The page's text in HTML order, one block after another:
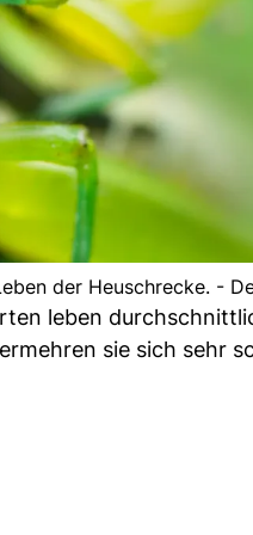
der Heuschrecke. -
leben
sie sich sehr